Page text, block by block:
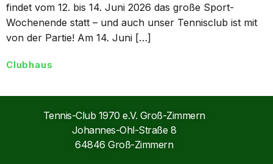
findet vom 12. bis 14. Juni 2026 das große Sport-
Wochenende statt – und auch unser Tennisclub ist mit
von der Partie! Am 14. Juni […]
Clubhaus
Tennis-Club 1970 e.V. Groß-Zimmern
Johannes-Ohl-Straße 8
64846 Groß-Zimmern